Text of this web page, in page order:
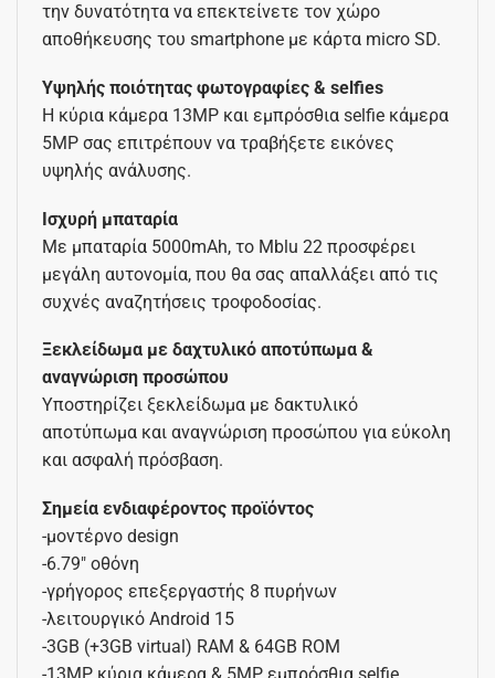
την δυνατότητα να επεκτείνετε τον χώρο
αποθήκευσης του smartphone με κάρτα micro SD.
Υψηλής ποιότητας φωτογραφίες & selfies
Η κύρια κάμερα 13MP και εμπρόσθια selfie κάμερα
5MP σας επιτρέπουν να τραβήξετε εικόνες
υψηλής ανάλυσης.
Ισχυρή μπαταρία
Με μπαταρία 5000mAh, το Mblu 22 προσφέρει
μεγάλη αυτονομία, που θα σας απαλλάξει από τις
συχνές αναζητήσεις τροφοδοσίας.
Ξεκλείδωμα με δαχτυλικό αποτύπωμα &
αναγνώριση προσώπου
Υποστηρίζει ξεκλείδωμα με δακτυλικό
αποτύπωμα και αναγνώριση προσώπου για εύκολη
και ασφαλή πρόσβαση.
Σημεία ενδιαφέροντος προϊόντος
-μοντέρνο design
-6.79″ οθόνη
-γρήγορος επεξεργαστής 8 πυρήνων
-λειτουργικό Android 15
-3GB (+3GB virtual) RAM & 64GB ROM
-13MP κύρια κάμερα & 5MP εμπρόσθια selfie